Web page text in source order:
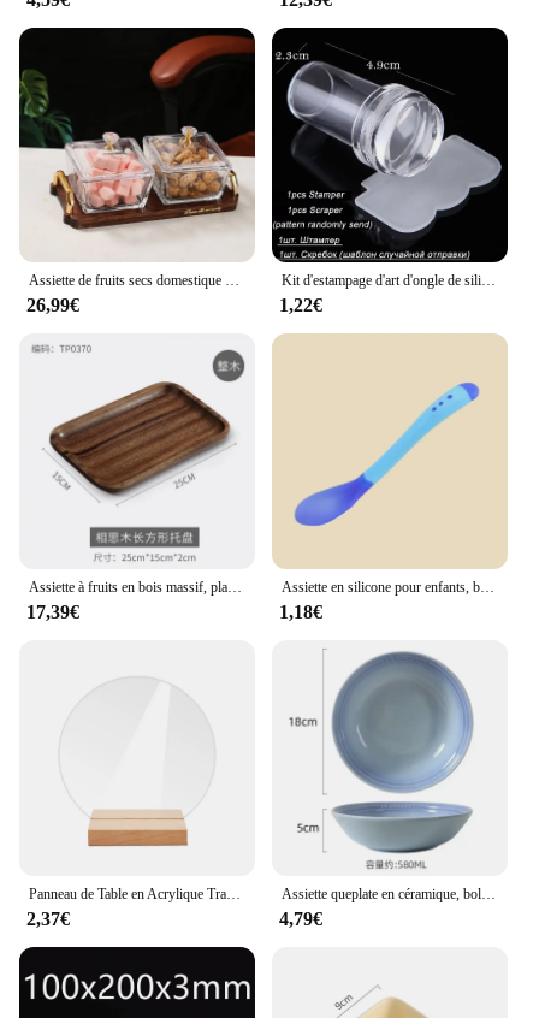
Assiette de fruits secs domestique KTV, assiette de fruits en verre, volet créatif, plat de fruits secs, boîte à bonbons Dim Sum, collations erson sur l'assiette
26,99€
Kit d'estampage d'art d'ongle de silicone transparent, conception française pour la plaque de manucure, sceau de vernis, tampon à deux côtés, grattoir, outil, 1pc
1,22€
Assiette à fruits en bois massif, plateau à snacks, bol en bois massif, compartiment
17,39€
Assiette en silicone pour enfants, bol pour bébé, aspiration, sans BPA, alimentation, britware, plats à manger pour enfants
1,18€
Panneau de Table en Acrylique Transparent Vierge, Support de Réception, Plaque d'Affichage de Mariage, DIY, Nouveau
2,37€
Assiette queplate en céramique, bol à soupe en porcelaine de 7 pouces, plat à salade de dessert, assiette de service de cuisine, ustensiles de cuisine colorés
4,79€